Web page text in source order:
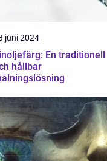
juni 2024
En traditionell
hållbar